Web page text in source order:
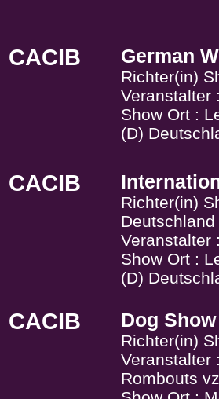
CACIB German
Richter(in)
Veranstalter
Show Ort :
(D)
CACIB
Richter(in)
Deutschland
Veranstalter
Show Ort :
(D)
CACIB Dog Show
Richter(in)
Veranstalter
Rombouts